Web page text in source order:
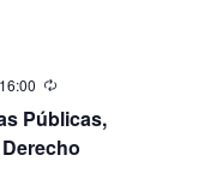
16:00
Públicas,